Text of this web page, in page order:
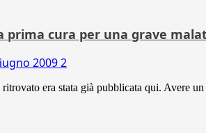
prima cura per una grave
20092
era stata già pubblicata qui. Avere